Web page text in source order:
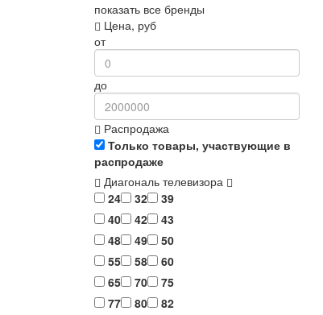
показать все бренды
Цена, руб
от
до
Распродажа
Только товары, участвующие в
распродаже
Диагональ телевизора
24
32
39
40
42
43
48
49
50
55
58
60
65
70
75
77
80
82